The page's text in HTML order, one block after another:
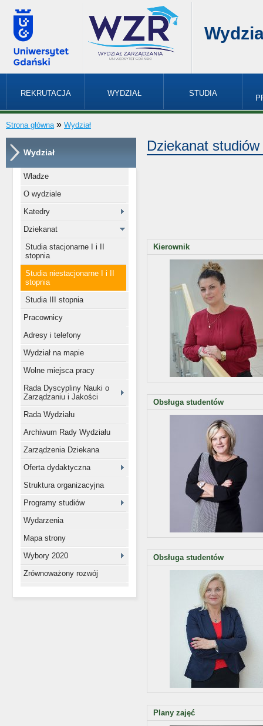
REKRUTACJA WYDZIAŁ STUDIA
Strona główna » Wydział
Wydział
Władze
O wydziale
Katedry
Dziekanat
Studia stacjonarne I i II
stopnia
Studia niestacjonarne I i II
stopnia
Studia III stopnia
Pracownicy
Adresy i telefony
Wydział na mapie
Wolne miejsca pracy
Rada Dyscypliny Nauki o
Zarządzaniu i Jakości
Rada Wydziału
Archiwum Rady Wydziału
Zarządzenia Dziekana
Oferta dydaktyczna
Struktura organizacyjna
Programy studiów
Wydarzenia
Mapa strony
Wybory 2020
Zrównoważony rozwój
Dziekanat
Kierownik
Obsługa studentów
Obsługa studentów
Plany zajęć